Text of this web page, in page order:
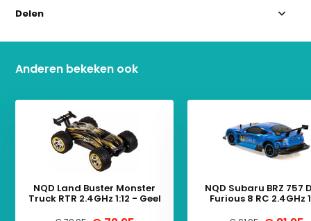
Delen
Anderen bekeken ook
NQD Land Buster Monster
Truck RTR 2.4GHz 1:12 - Geel
NQD Subaru BRZ 757
Furious 8 RC 2.4GHz